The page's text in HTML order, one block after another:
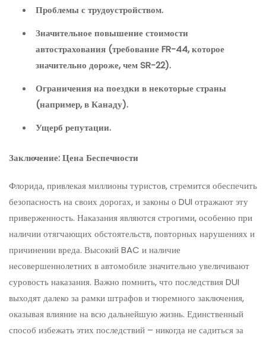
Проблемы с трудоустройством.
Значительное повышение стоимости
автострахования (требование FR-44, которое
значительно дороже, чем SR-22).
Ограничения на поездки в некоторые страны
(например, в Канаду).
Ущерб репутации.
Заключение: Цена Беспечности
Флорида, привлекая миллионы туристов, стремится обеспечить
безопасность на своих дорогах, и законы о DUI отражают эту
приверженность. Наказания являются строгими, особенно при
наличии отягчающих обстоятельств, повторных нарушениях и
причинении вреда. Высокий BAC и наличие
несовершеннолетних в автомобиле значительно увеличивают
суровость наказания. Важно помнить, что последствия DUI
выходят далеко за рамки штрафов и тюремного заключения,
оказывая влияние на всю дальнейшую жизнь. Единственный
способ избежать этих последствий – никогда не садиться за